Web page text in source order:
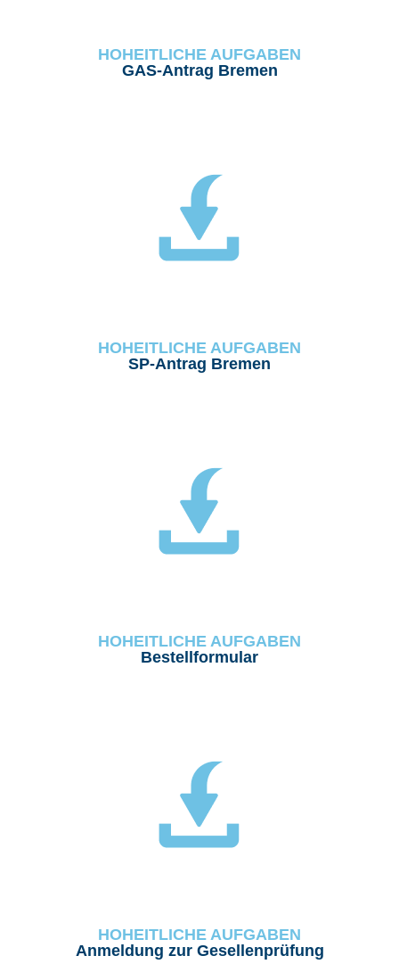
HOHEITLICHE AUFGABEN
GAS-Antrag Bremen
HOHEITLICHE AUFGABEN
SP-Antrag Bremen
HOHEITLICHE AUFGABEN
Bestellformular
HOHEITLICHE AUFGABEN
Anmeldung zur Gesellenprüfung